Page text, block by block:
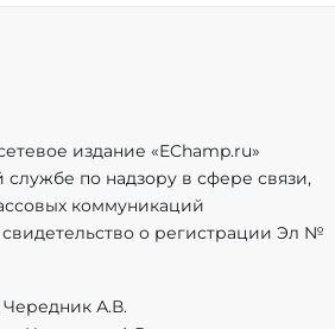
издание «EChamp.ru»
по надзору в сфере связи,
коммуникаций
свидетельство о регистрации Эл №
А.В.